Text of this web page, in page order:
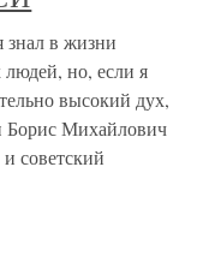
в жизни
но, если я
высокий дух,
Борис Михайлович
советский